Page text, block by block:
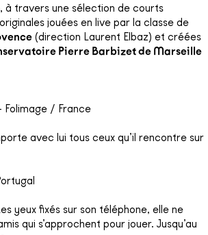
à travers une sélection de courts
jouées en live par la classe de
(direction Laurent Elbaz) et créées
Pierre Barbizet de Marseille
Folimage / France
avec lui tous ceux qu’il rencontre sur
yeux fixés sur son téléphone, elle ne
qui s’approchent pour jouer. Jusqu’au